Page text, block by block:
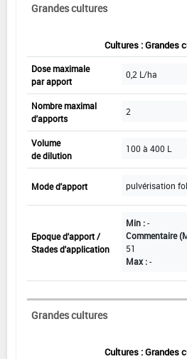
Grandes cultures
Cultures : Grandes
Dose maximale
par apport
0,2 L/ha
Nombre maximal
d'apports
2
Volume
de dilution
100 à 400 L
Mode d'apport pulvérisation
Epoque d'apport /
Stades d'application
Min :-
Commentaire
51
Max :-
Grandes cultures
Cultures : Grandes